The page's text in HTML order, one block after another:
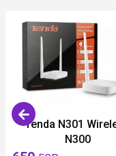
Tenda N301
N300